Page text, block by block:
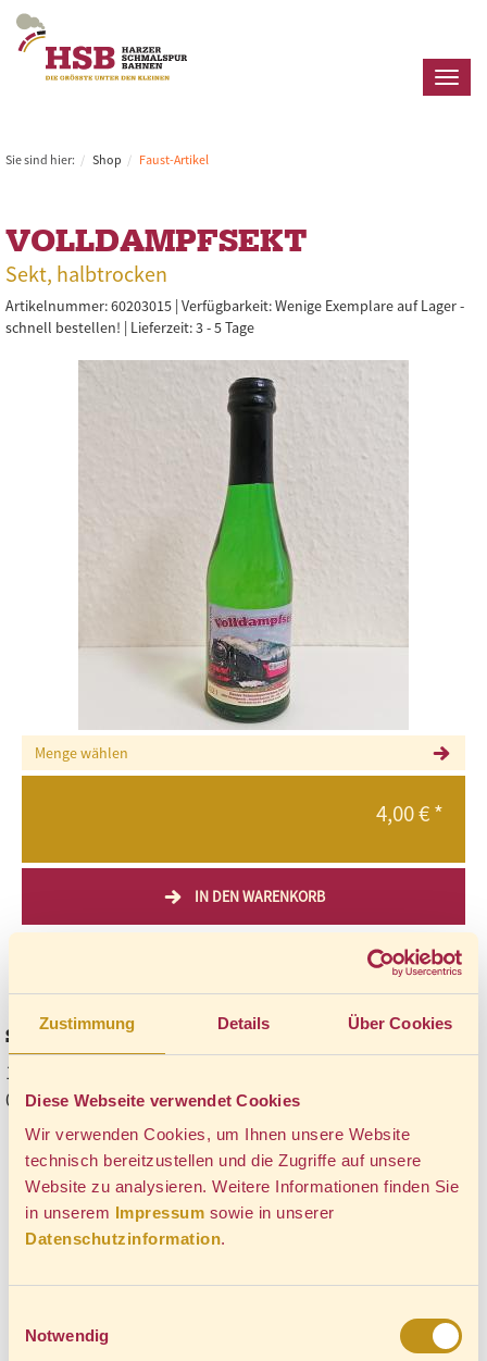
Zustimmung Details Über Cookies
Diese Webseite verwendet Cookies
Wir verwenden Cookies, um Ihnen unsere Website
technisch bereitzustellen und die Zugriffe auf unsere
Website zu analysieren. Weitere Informationen finden Sie
in unserem Impressum sowie in unserer
Datenschutzinformation.
Notwendig
Toggle
Sie sind hier: Shop Faust-Artikel
VOLLDAMPFSEKT
Sekt, halbtrocken
Artikelnummer: 60203015 | Verfügbarkeit:Wenige Exemplare auf Lager -
schnell bestellen! | Lieferzeit: 3 - 5 Tage
Menge wählen
4,00€*
IN DEN WARENKORB
Sekt halbtrocken
12 %
0,2 l (20,00 €/l)